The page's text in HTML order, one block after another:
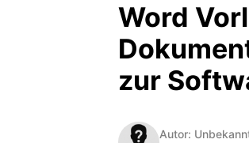
Word
zur
Autor: